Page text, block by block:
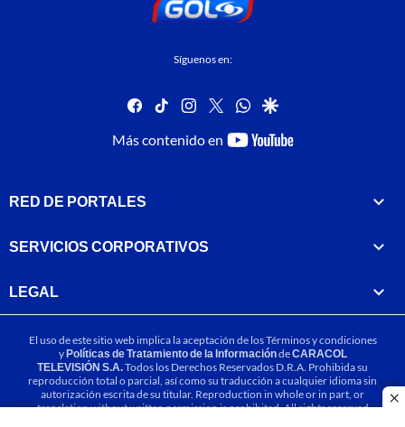
Síguenos en:
facebook
tiktok instagram
twitterwhatsapp
google
Más contenido en
youtube-
RED DE PORTALES
SERVICIOS CORPORATIVOS
LEGAL
El uso de este sitio web implica la aceptación de losTérminos y condiciones
yPolíticas de Tratamiento de la InformacióndeCARACOL
TELEVISIÓN S.A.Todos los Derechos Reservados D.R.A. Prohibida su
reproducción total o parcial, así como su traducción a cualquier idioma sin
autorización escrita de su titular. Reproduction in whole or in part, or
translation without written permission is prohibited. All rights reserved